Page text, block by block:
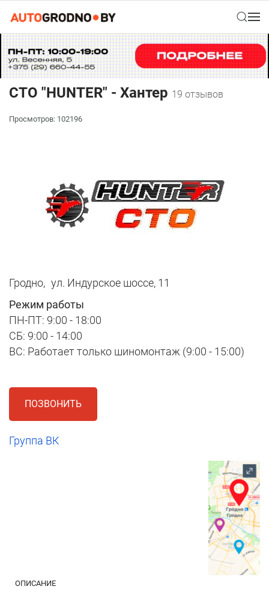
СТО "HUNTER" - Хантер 19 отзывов
Просмотров: 102196
Гродно, ул. Индурское шоссе, 11
Режим работы
ПН-ПТ: 9:00 - 18:00
СБ: 9:00 - 14:00
ВС: Работает только шиномонтаж (9:00 - 15:00)
ПОЗВОНИТЬ
Группа ВК
ОПИСАНИЕ